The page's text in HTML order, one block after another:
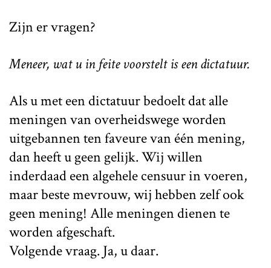
Zijn er vragen?
Meneer, wat u in feite voorstelt is een dictatuur.
Als u met een dictatuur bedoelt dat alle
meningen van overheidswege worden
uitgebannen ten faveure van één mening,
dan heeft u geen gelijk. Wij willen
inderdaad een algehele censuur in voeren,
maar beste mevrouw, wij hebben zelf ook
geen mening! Alle meningen dienen te
worden afgeschaft.
Volgende vraag. Ja, u daar.